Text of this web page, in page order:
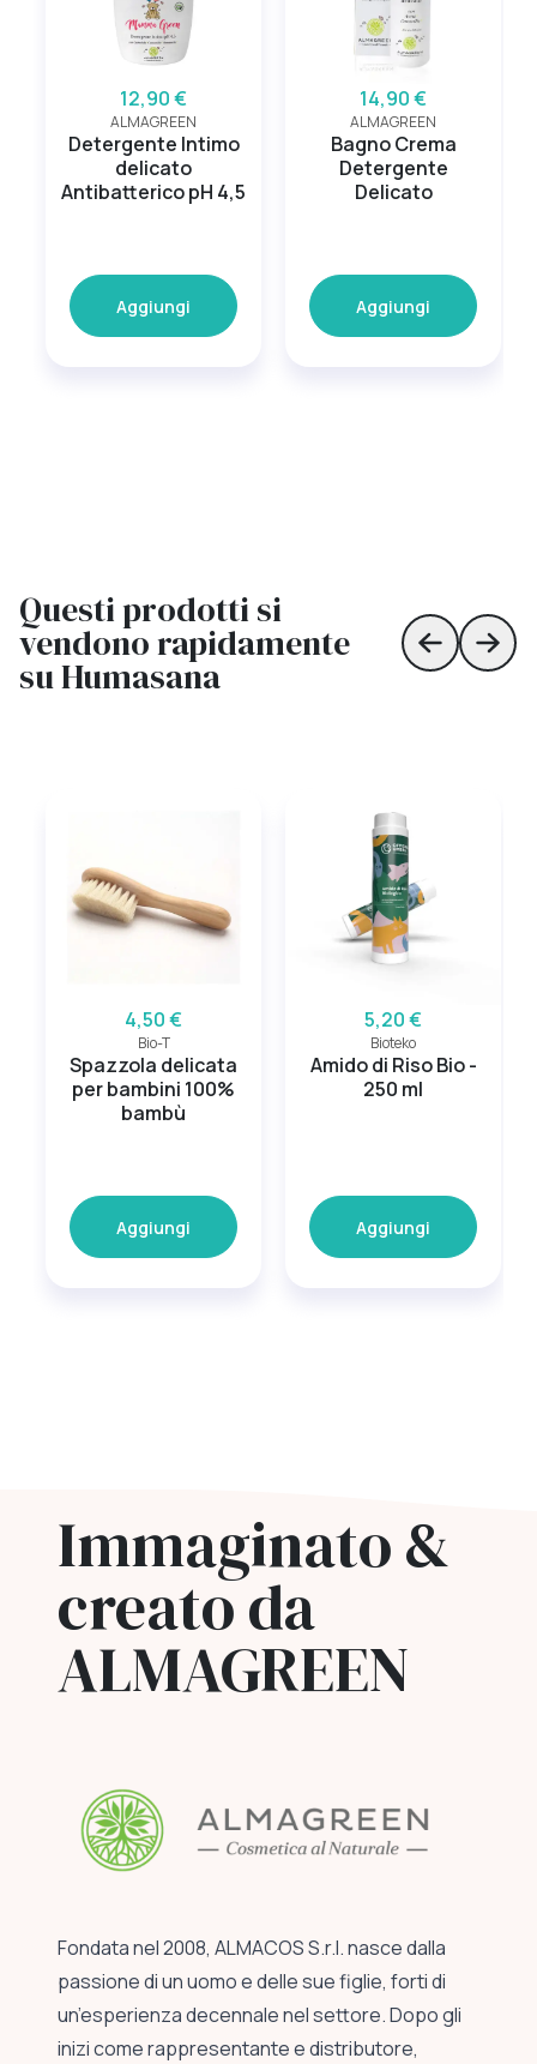
12,90 €
ALMAGREEN
Detergente Intimo
delicato
Antibatterico pH 4,5
Aggiungi
14,90 €
ALMAGREEN
Bagno Crema
Detergente
Delicato
Aggiungi
Questi prodotti si
vendono rapidamente
su Humasana Skip toSkip
4,50 €
Bio-T
Spazzola delicata
per bambini 100%
bambù
Aggiungi
5,20 €
Bioteko
Amido di Riso Bio -
250 ml
Aggiungi
Immaginato &
creato da
ALMAGREEN
Fondata nel 2008, ALMACOS S.r.l. nasce dalla
passione di un uomo e delle sue figlie, forti di
un’esperienza decennale nel settore. Dopo gli
inizi come rappresentante e distributore,